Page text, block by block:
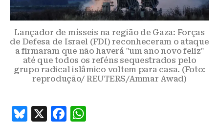
Lançador de mísseis na região de Gaza: Forças
de Defesa de Israel (FDI) reconheceram o ataque
a firmaram que não haverá "um ano novo feliz"
até que todos os reféns sequestrados pelo
grupo radical islâmico voltem para casa. (Foto:
reprodução/ REUTERS/Ammar Awad)
B
X
F